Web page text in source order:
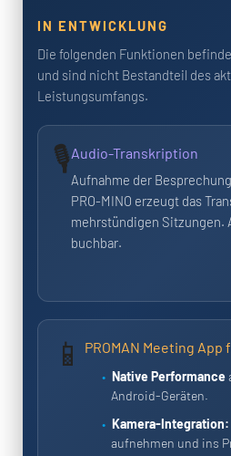
IN ENTWICKLUNG
Die folgenden Funktionen
und sind nicht Bestandteil des
Leistungsumfangs.
🎙️Audio-Transkription
Aufnahme der
PRO-MINO erzeugt das
mehrstündigen Sitzungen.
buchbar.
📱 PROMAN Meeting App
Native Performance
Android-Geräten.
Kamera-Integration:
aufnehmen und ins